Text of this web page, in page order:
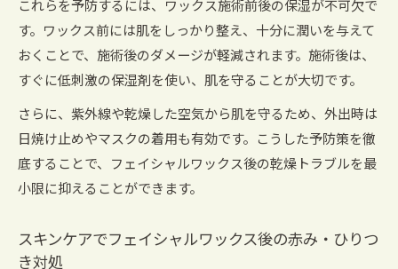
これらを予防するには、ワックス施術前後の保湿が不可欠で
す。ワックス前には肌をしっかり整え、十分に潤いを与えて
おくことで、施術後のダメージが軽減されます。施術後は、
すぐに低刺激の保湿剤を使い、肌を守ることが大切です。
さらに、紫外線や乾燥した空気から肌を守るため、外出時は
日焼け止めやマスクの着用も有効です。こうした予防策を徹
底することで、フェイシャルワックス後の乾燥トラブルを最
小限に抑えることができます。
スキンケアでフェイシャルワックス後の赤み・ひりつ
き対処